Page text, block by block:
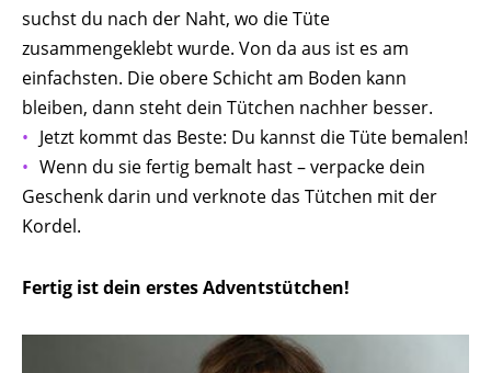
suchst du nach der Naht, wo die Tüte
zusammengeklebt wurde. Von da aus ist es am
einfachsten. Die obere Schicht am Boden kann
bleiben, dann steht dein Tütchen nachher besser.
Jetzt kommt das Beste: Du kannst die Tüte bemalen!
Wenn du sie fertig bemalt hast – verpacke dein
Geschenk darin und verknote das Tütchen mit der
Kordel.
Fertig ist dein erstes Adventstütchen!